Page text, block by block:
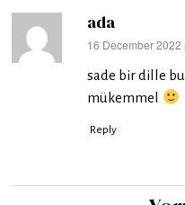
ada
says:
16 December 2022
sade bir dille
mükemmel
Reply